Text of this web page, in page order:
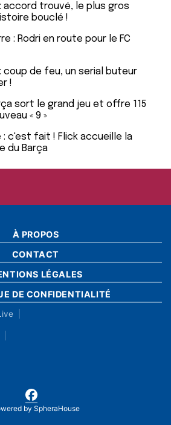
accord trouvé, le plus gros
bouclé !
: Rodri en route pour le FC
coup de feu, un serial buteur
!
sort le grand jeu et offre 115
« 9 »
: c'est fait ! Flick accueille la
du Barça
À PROPOS
CONTACT
LÉGALES
DE CONFIDENTIALITÉ
by SpheraHouse